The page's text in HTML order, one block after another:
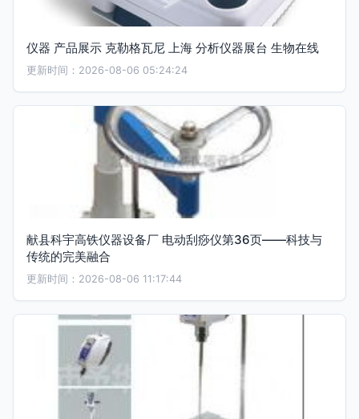
仪器 产品展示 克勒格瓦尼 上海 分析仪器展台 生物在线
更新时间：2026-08-06 05:24:24
献县科宇高铁仪器设备厂 电动刮痧仪第36页——科技与
传统的完美融合
更新时间：2026-08-06 11:17:44